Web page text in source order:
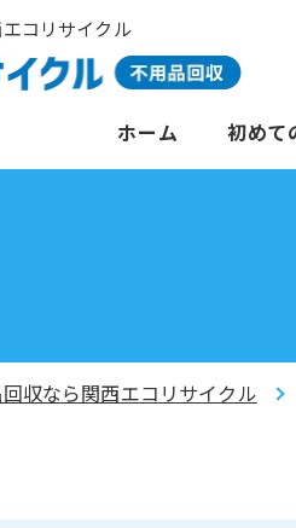
コリサイクル
ホーム 初めて
収なら関西エコリサイクル